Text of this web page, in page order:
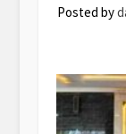
Posted by